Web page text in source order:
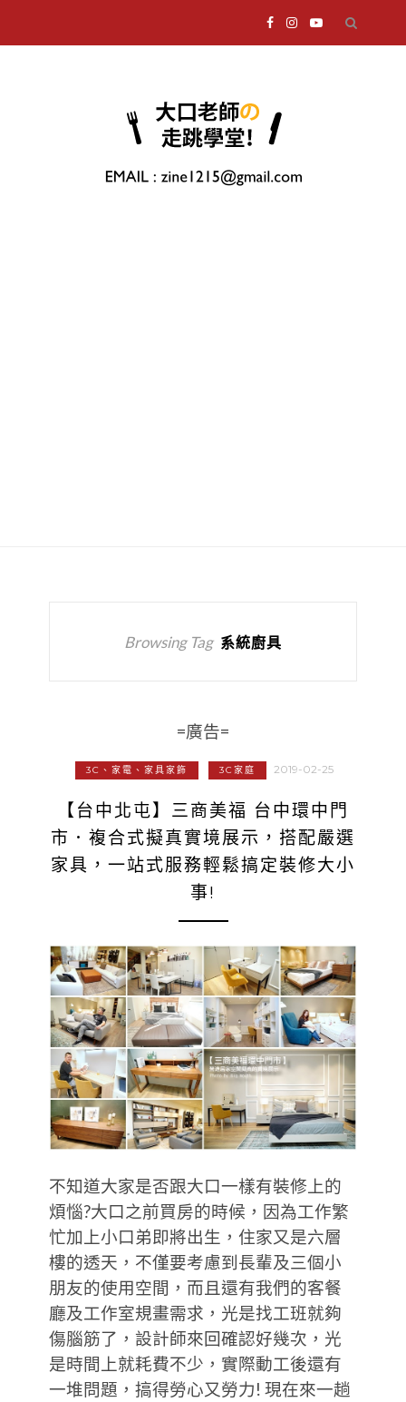
Browsing Tag 系統廚具
=廣告=
3C、家電、家具家飾 3C家庭 2019-02-25
【台中北屯】三商美福 台中環中門
市．複合式擬真實境展示，搭配嚴選
家具，一站式服務輕鬆搞定裝修大小
事!
不知道大家是否跟大口一樣有裝修上的
煩惱?大口之前買房的時候，因為工作繁
忙加上小口弟即將出生，住家又是六層
樓的透天，不僅要考慮到長輩及三個小
朋友的使用空間，而且還有我們的客餐
廳及工作室規畫需求，光是找工班就夠
傷腦筋了，設計師來回確認好幾次，光
是時間上就耗費不少，實際動工後還有
一堆問題，搞得勞心又勞力! 現在來一趟